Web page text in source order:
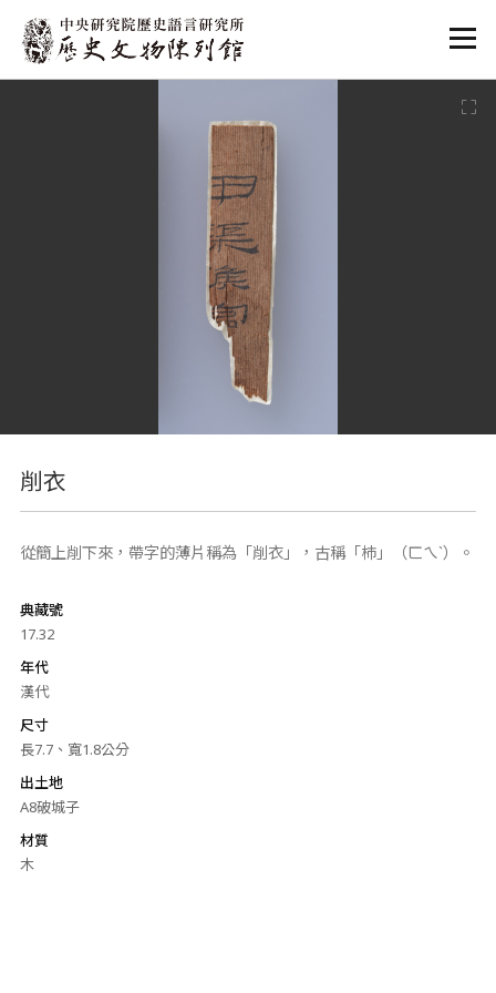
:::
削衣
從簡上削下來，帶字的薄片稱為「削衣」，古稱「杮」（ㄈㄟˋ）。
典藏號
17.32
年代
漢代
尺寸
長7.7、寬1.8公分
出土地
A8破城子
材質
木